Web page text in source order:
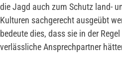
die Jagd auch zum Schutz land-
Kulturen sachgerecht ausgeübt
bedeute dies, dass sie in der
verlässliche Ansprechpartner